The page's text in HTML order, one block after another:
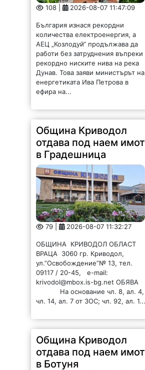
108 | 2026-08-07 11:47:09
България изнася рекордни
количества електроенергия, а
АЕЦ „Козлодуй“ продължава да
работи без затруднения въпреки
рекордно ниските нива на река
Дунав. Това заяви министърът на
енергетиката Ива Петрова в
ефира на...
Община Криводол
отдава под наем имот
в Градешница
79 | 2026-08-07 11:32:27
ОБЩИНА КРИВОДОЛ ОБЛАСТ
ВРАЦА 3060 гр. Криводол,
ул.”Освобождение”№ 13, тел.
09117 / 20-45, e-mail:
krivodol@mbox.is-bg.net ОБЯВА
На основание чл. 8, ал. 4,
чл. 14, ал. 7 от ЗОС; чл. 92, ал. 1...
Община Криводол
отдава под наем имот
в Ботуня